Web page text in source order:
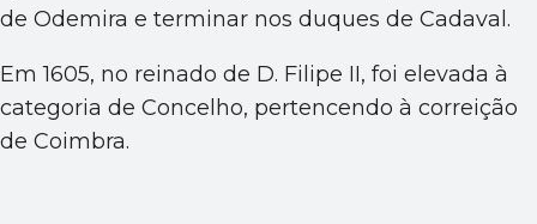
de Odemira e terminar nos duques de Cadaval.
Em 1605, no reinado de D. Filipe II, foi elevada à
categoria de Concelho, pertencendo à correição
de Coimbra.